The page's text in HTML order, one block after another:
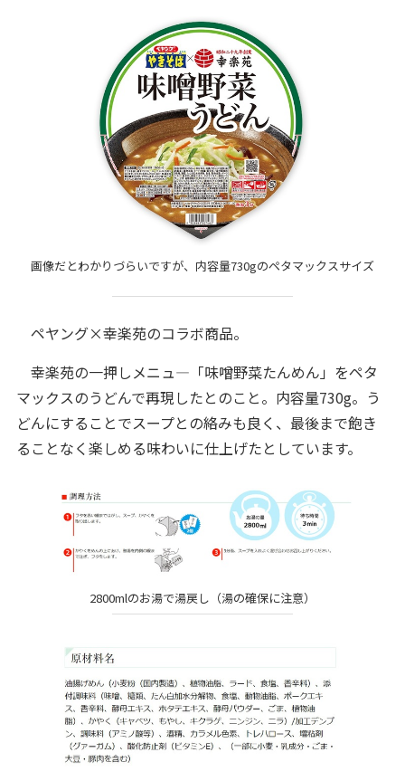
画像だとわかりづらいですが、内容量730gのペタマックスサイズ
ペヤング×幸楽苑のコラボ商品。
幸楽苑の一押しメニュ―「味噌野菜たんめん」をペタ
マックスのうどんで再現したとのこと。内容量730g。う
どんにすることでスープとの絡みも良く、最後まで飽き
ることなく楽しめる味わいに仕上げたとしています。
2800mlのお湯で湯戻し（湯の確保に注意）